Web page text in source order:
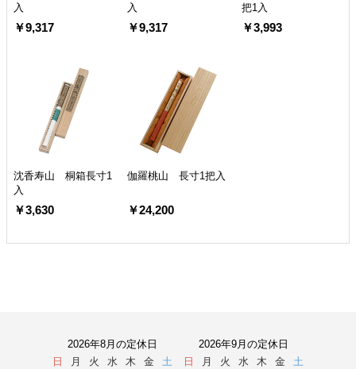
入
￥9,317
入
￥9,317
把1入
￥3,993
沈香寿山 桐箱長寸1
入
￥3,630
伽羅桃山 長寸1把入
￥24,200
2026年8月の定休日
日
月 火 水 木 金
土
2026年9月の定休日
日
月 火 水 木 金
土